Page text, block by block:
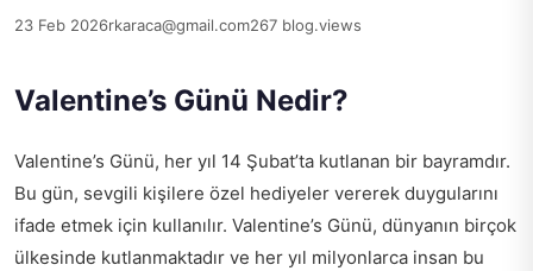
23 Feb 2026rkaraca@gmail.com267 blog.views
Valentine’s Günü Nedir?
Valentine’s Günü, her yıl 14 Şubat’ta kutlanan bir bayramdır.
Bu gün, sevgili kişilere özel hediyeler vererek duygularını
ifade etmek için kullanılır. Valentine’s Günü, dünyanın birçok
ülkesinde kutlanmaktadır ve her yıl milyonlarca insan bu